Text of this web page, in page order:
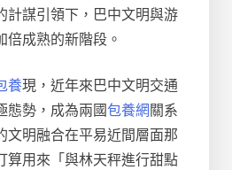
計謀引領下，巴中文明與游
成熟的新階段。
養現，近年來巴中文明交通
態勢，成為兩國包養網關系
文明融合在平易近間層面那
算用來「與林天秤進行甜點